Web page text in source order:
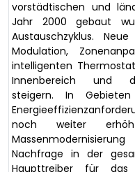
vorstädtischen und
Jahr 2000 gebaut
Austauschzyklus.
Modulation,
intelligenten
Innenbereich und
steigern. In
noch weiter
Nachfrage in der
Haupttreiber für